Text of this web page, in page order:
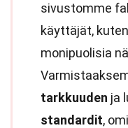
sivustomme
käyttäjät,
monipuolisia
tarkkuuden ja
standardit,